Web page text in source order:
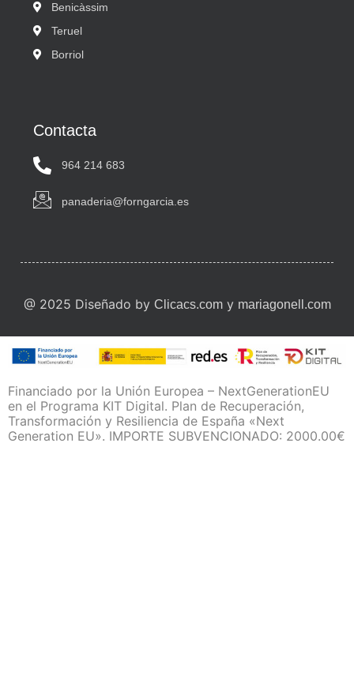
Benicàssim
Teruel
Borriol
Contacta
964 214 683
panaderia@forngarcia.es
@ 2025 Diseñado by Clicacs.comy mariagonell.com
Financiado por la Unión Europea – NextGenerationEU
en el Programa KIT Digital. Plan de Recuperación,
Transformación y Resiliencia de España «Next
Generation EU». IMPORTE SUBVENCIONADO: 2000.00€